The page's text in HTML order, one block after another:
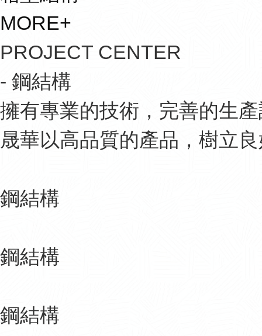
MORE+
PROJECT CENTER
- 鋼結構
擁有專業的技術，完善的生
晟華以高品質的產品，樹立
鋼結構
鋼結構
鋼結構